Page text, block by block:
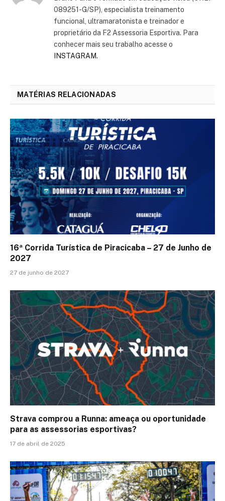
089251-G/SP), especialista treinamento
funcional, ultramaratonista e treinador e
proprietário da F2 Assessoria Esportiva. Para
conhecer mais seu trabalho acesse o
INSTAGRAM.
MATÉRIAS RELACIONADAS
16ª Corrida Turística de Piracicaba – 27 de Junho de
2027
27 de junho de 2027
Strava comprou a Runna: ameaça ou oportunidade
para as assessorias esportivas?
17 de abril de 2025